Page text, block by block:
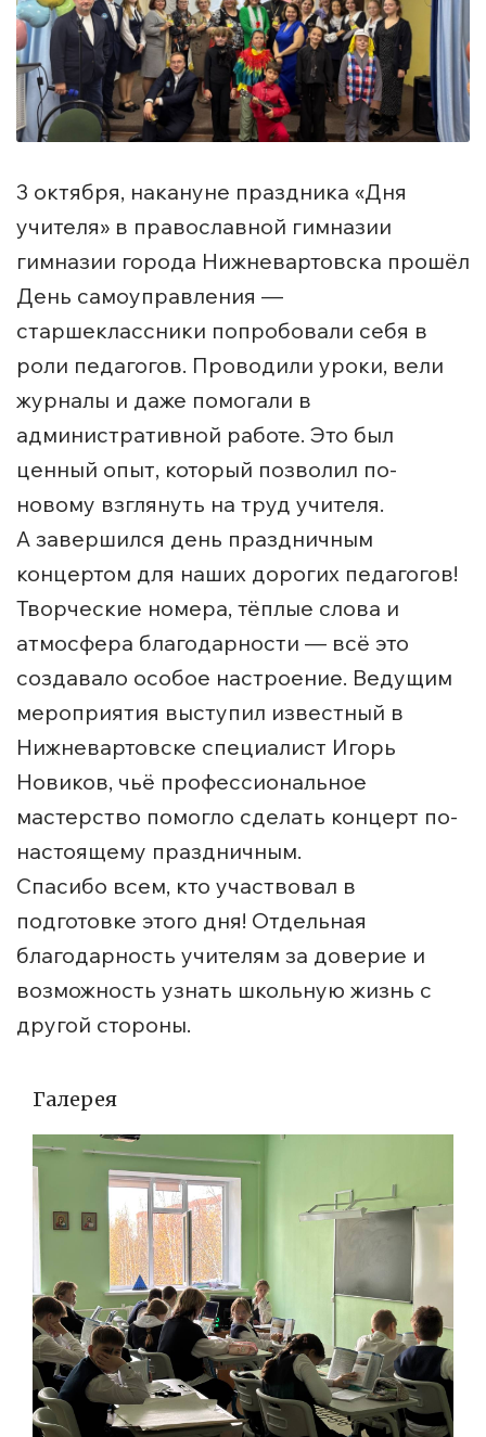
3 октября, накануне праздника «Дня
учителя» в православной гимназии
гимназии города Нижневартовска прошёл
День самоуправления —
старшеклассники попробовали себя в
роли педагогов. Проводили уроки, вели
журналы и даже помогали в
административной работе. Это был
ценный опыт, который позволил по-
новому взглянуть на труд учителя.
А завершился день праздничным
концертом для наших дорогих педагогов!
Творческие номера, тёплые слова и
атмосфера благодарности — всё это
создавало особое настроение. Ведущим
мероприятия выступил известный в
Нижневартовске специалист Игорь
Новиков, чьё профессиональное
мастерство помогло сделать концерт по-
настоящему праздничным.
Спасибо всем, кто участвовал в
подготовке этого дня! Отдельная
благодарность учителям за доверие и
возможность узнать школьную жизнь с
другой стороны.
Галерея